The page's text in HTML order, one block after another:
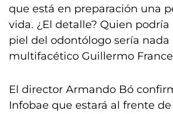
que está en preparación una
vida. ¿El detalle? Quien podría
piel del odontólogo sería nada
multifacético Guillermo
El director Armando Bó
Infobae que estará al frente